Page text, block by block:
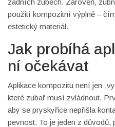
zadních zubech. Zároveň,
použití kompozitní výplně –
estetický materiál.
Jak probíhá
ní očekávat
Aplikace kompozitu není jen
které zubař musí zvládnout.
aby se pryskyřice nepřišla
pevnost. To je jeden z důvodů,